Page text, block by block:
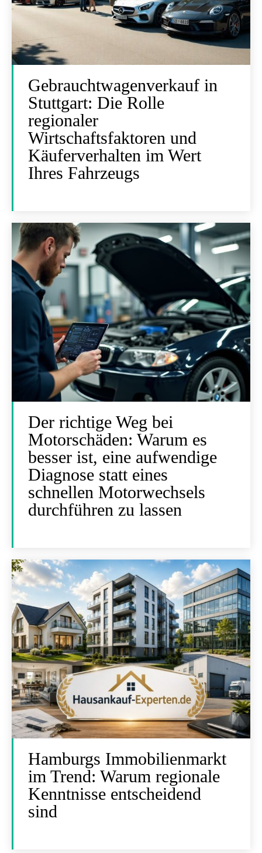
Gebrauchtwagenverkauf in
Stuttgart: Die Rolle
regionaler
Wirtschaftsfaktoren und
Käuferverhalten im Wert
Ihres Fahrzeugs
Der richtige Weg bei
Motorschäden: Warum es
besser ist, eine aufwendige
Diagnose statt eines
schnellen Motorwechsels
durchführen zu lassen
Hamburgs Immobilienmarkt
im Trend: Warum regionale
Kenntnisse entscheidend
sind